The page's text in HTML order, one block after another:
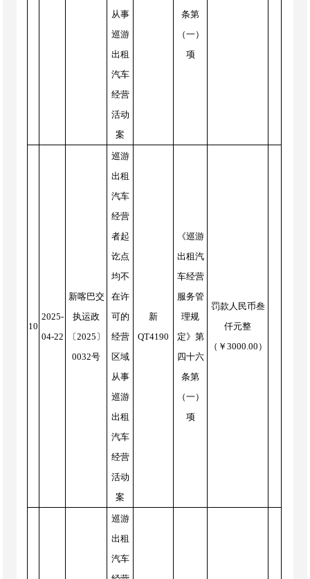
从事
巡游
出租
汽车
经营
活动
案
条第
（一）
项
10
2025-
04-22
新喀巴交
执运政
〔2025〕
0032号
巡游
出租
汽车
经营
者起
讫点
均不
在许
可的
经营
区域
从事
巡游
出租
汽车
经营
活动
案
新
QT4190
《巡游
出租汽
车经营
服务管
理规
定》第
四十六
条第
（一）
项
罚款人民币叁
仟元整
（￥3000.00）
巡游
出租
汽车